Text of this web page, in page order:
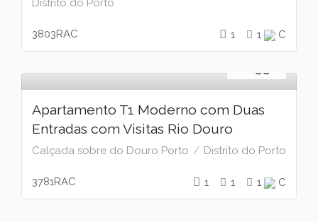
Distrito do Porto
3803RAC 1 1 C
Arrendamento
Apartamento T1 Moderno com Duas
Entradas com Visitas Rio Douro
Calçada sobre do Douro Porto Distrito do Porto
3781RAC 1 1 1 C